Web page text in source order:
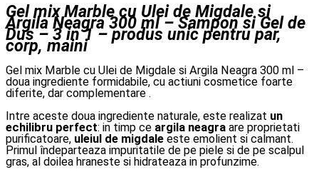
Gel mix Marble cu Ulei de Migdale si
Argila Neagra 300 ml – Sampon si Gel de
Dus – 3 in 1 – produs unic pentru par,
corp, maini
Gel mix Marble cu Ulei de Migdale si Argila Neagra 300 ml –
doua ingrediente formidabile, cu actiuni cosmetice foarte
diferite, dar complementare .
Intre aceste doua ingrediente naturale, este realizat un
echilibru perfect: in timp ce argila neagra are proprietati
purificatoare, uleiul de migdale este emolient si calmant.
Primul îndeparteaza impuritatile de pe piele si de pe scalpul
gras, al doilea hraneste si hidrateaza in profunzime.